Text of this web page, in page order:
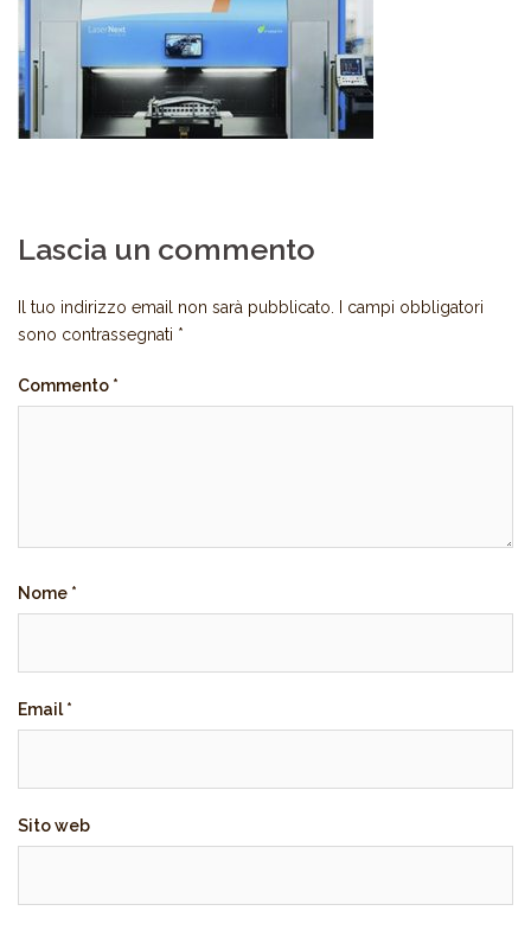
Lascia un commento
Il tuo indirizzo email non sarà pubblicato.
I campi obbligatori
sono contrassegnati *
Commento *
Nome *
Email*
Sito web